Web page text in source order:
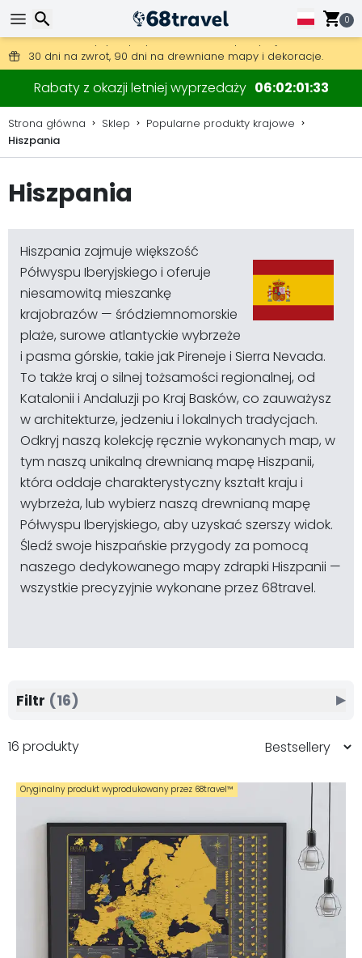
0
Darmowa wysyłka przy zamówieniach powyżej 345 zł.
30 dni na zwrot, 90 dni na drewniane mapy i dekoracje.
Rabaty z okazji letniej wyprzedaży 06020132
Strona główna Sklep
Popularne produkty krajowe
Hiszpania
Hiszpania
Hiszpania zajmuje większość
Półwyspu Iberyjskiego i oferuje
niesamowitą mieszankę
krajobrazów — śródziemnomorskie
plaże, surowe atlantyckie wybrzeże
i pasma górskie, takie jak Pireneje i Sierra Nevada.
To także kraj o silnej tożsamości regionalnej, od
Katalonii i Andaluzji po Kraj Basków, co zauważysz
w architekturze, jedzeniu i lokalnych tradycjach.
Odkryj naszą kolekcję ręcznie wykonanych map, w
tym naszą unikalną drewnianą mapę Hiszpanii,
która oddaje charakterystyczny kształt kraju i
wybrzeża, lub wybierz naszą drewnianą mapę
Półwyspu Iberyjskiego, aby uzyskać szerszy widok.
Śledź swoje hiszpańskie przygody za pomocą
naszego dedykowanego mapy zdrapki Hiszpanii —
wszystkie precyzyjnie wykonane przez 68travel.
16 produkty
Oryginalny produkt wyprodukowany przez 68travel™️
Filtr (16) ▶
Wyszukaj